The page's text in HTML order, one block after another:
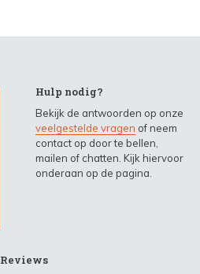
Hulp nodig?
Bekijk de antwoorden op onze
veelgestelde vragen of neem
contact op door te bellen,
mailen of chatten. Kijk hiervoor
onderaan op de pagina.
Reviews